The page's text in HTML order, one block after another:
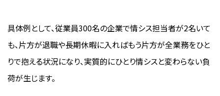
具体例として、従業員300名の企業で情シス担当者が2名いて
も、片方が退職や長期休暇に入ればもう片方が全業務をひと
りで抱える状況になり、実質的にひとり情シスと変わらない負
荷が生じます。